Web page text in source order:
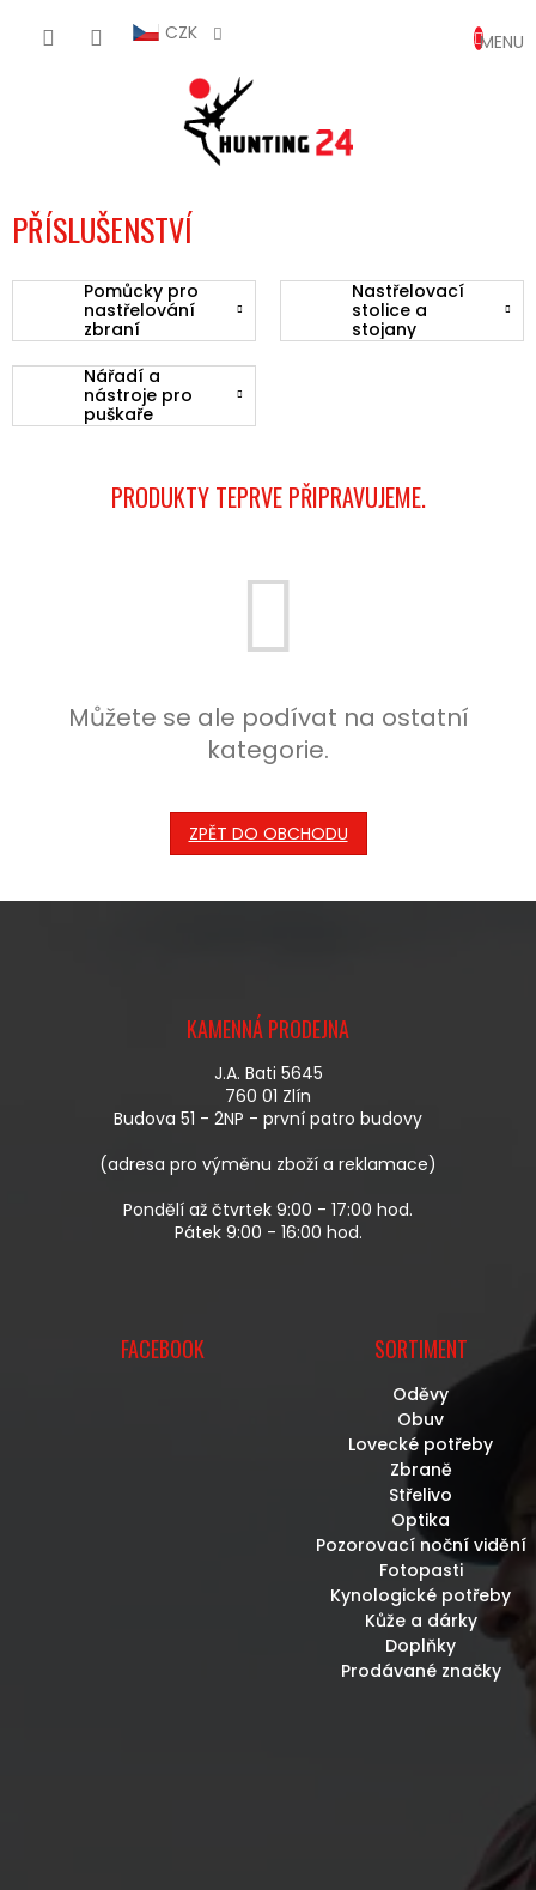
CZK
KOŠÍK
PŘÍSLUŠENSTVÍ
Pomůcky pro
nastřelování
zbraní
Nastřelovací
stolice a
stojany
Nářadí a
nástroje pro
puškaře
PRODUKTY TEPRVE PŘIPRAVUJEME.
Můžete se ale podívat na ostatní
kategorie.
ZPĚT DO OBCHODU
KAMENNÁ PRODEJNA
J.A. Bati 5645
760 01 Zlín
Budova 51 - 2NP - první patro budovy
(adresa pro výměnu zboží a reklamace)
Pondělí až čtvrtek 9:00 - 17:00 hod.
Pátek 9:00 - 16:00 hod.
FACEBOOK SORTIMENT
Oděvy
Obuv
Lovecké potřeby
Zbraně
Střelivo
Optika
Pozorovací noční vidění
Fotopasti
Kynologické potřeby
Kůže a dárky
Doplňky
Prodávané značky